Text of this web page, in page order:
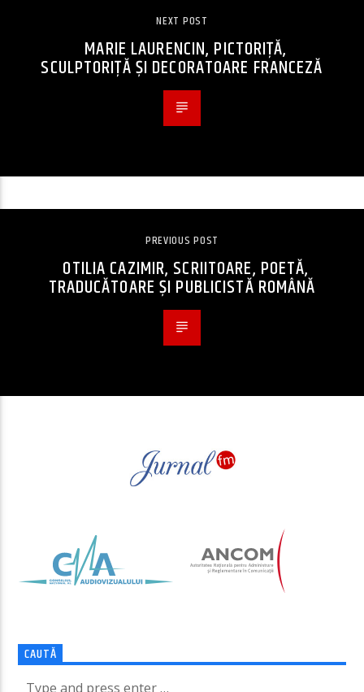
NEXT POST
MARIE LAURENCIN, PICTORIȚĂ,
SCULPTORIȚĂ ȘI DECORATOARE FRANCEZĂ
PREVIOUS POST
OTILIA CAZIMIR, SCRIITOARE, POETĂ,
TRADUCĂTOARE ȘI PUBLICISTĂ ROMÂNĂ
CAUTĂ